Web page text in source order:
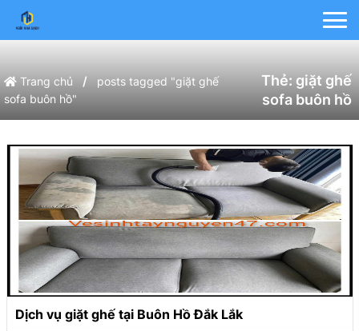
Trang chủ /
posts tagged "giặt ghế
sofa buôn hồ"
Thẻ: giặt ghế
sofa buôn hồ
Dịch vụ giặt ghế tại Buôn Hồ Đắk Lắk